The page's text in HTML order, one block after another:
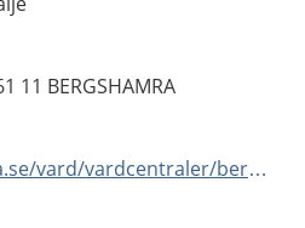
11 BERGSHAMRA
vard/vardcentraler/